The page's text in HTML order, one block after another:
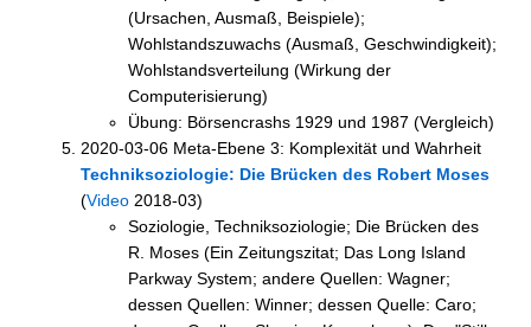
(Ursachen, Ausmaß, Beispiele);
Wohlstandszuwachs (Ausmaß, Geschwindigkeit);
Wohlstandsverteilung (Wirkung der
Computerisierung)
Übung: Börsencrashs 1929 und 1987 (Vergleich)
2020-03-06 Meta-Ebene 3: Komplexität und Wahrheit
Techniksoziologie: Die Brücken des Robert Moses
(Video 2018-03)
Soziologie, Techniksoziologie; Die Brücken des
R. Moses (Ein Zeitungszitat; Das Long Island
Parkway System; andere Quellen: Wagner;
dessen Quellen: Winner; dessen Quelle: Caro;